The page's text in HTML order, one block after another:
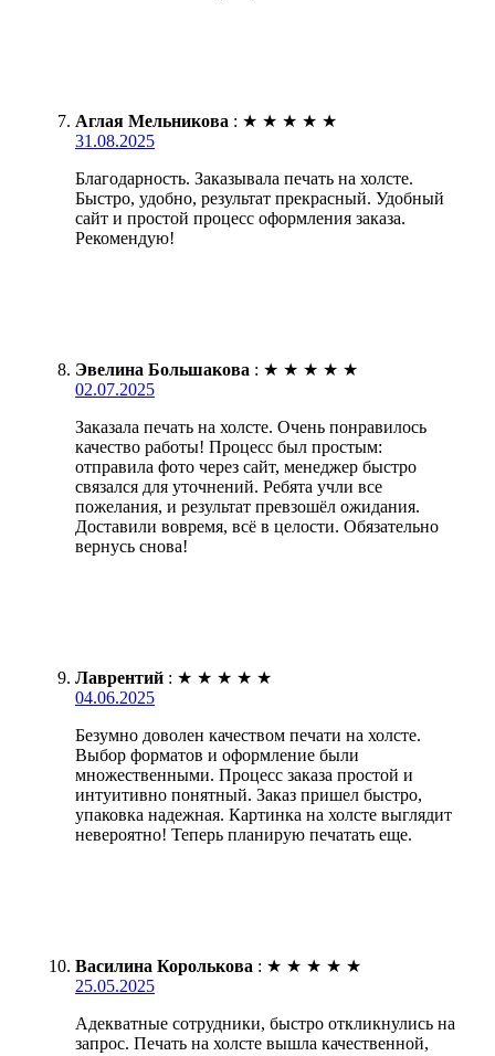
Аглая Мельникова : ★ ★ ★ ★ ★
31.08.2025
Благодарность. Заказывала печать на холсте.
Быстро, удобно, результат прекрасный. Удобный
сайт и простой процесс оформления заказа.
Рекомендую!
Эвелина Большакова : ★ ★ ★ ★ ★
02.07.2025
Заказала печать на холсте. Очень понравилось
качество работы! Процесс был простым:
отправила фото через сайт, менеджер быстро
связался для уточнений. Ребята учли все
пожелания, и результат превзошёл ожидания.
Доставили вовремя, всё в целости. Обязательно
вернусь снова!
Лаврентий : ★ ★ ★ ★ ★
04.06.2025
Безумно доволен качеством печати на холсте.
Выбор форматов и оформление были
множественными. Процесс заказа простой и
интуитивно понятный. Заказ пришел быстро,
упаковка надежная. Картинка на холсте выглядит
невероятно! Теперь планирую печатать еще.
Василина Королькова : ★ ★ ★ ★ ★
25.05.2025
Адекватные сотрудники, быстро откликнулись на
запрос. Печать на холсте вышла качественной,